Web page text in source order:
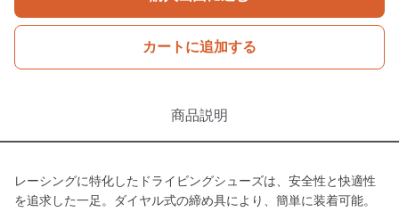
カートに追加する
商品説明
レーシングに特化したドライビングシューズは、安全性と快適性
を追求した一足。ダイヤル式の締め具により、簡単に装着可能。